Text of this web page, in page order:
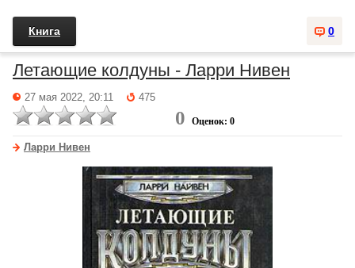
0
Книга
Летающие колдуны - Ларри Нивен
27 мая 2022, 20:11 475
0 Оценок: 0
Ларри Нивен